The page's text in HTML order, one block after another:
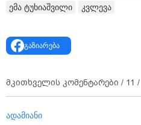
ემა ტუხიაშვილი
კვლევა
გაზიარება
მკითხველის კომენტარები / 11 /
ადამიანი